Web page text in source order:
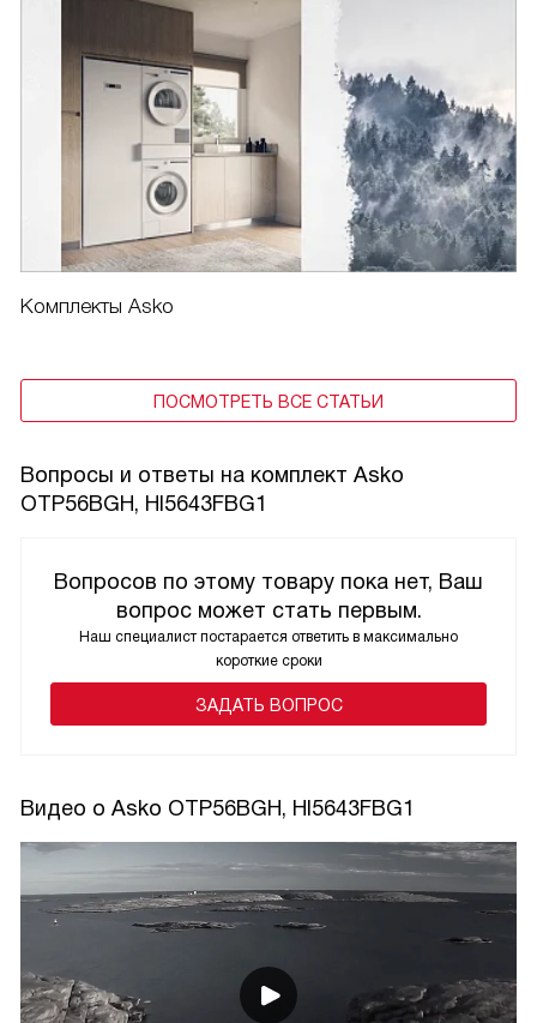
Комплекты Asko
ПОСМОТРЕТЬ ВСЕ СТАТЬИ
Вопросы и ответы на комплект Asko
OTP56BGH, HI5643FBG1
Вопросов по этому товару пока нет, Ваш
вопрос может стать первым.
Наш специалист постарается ответить в максимально
короткие сроки
ЗАДАТЬ ВОПРОС
Видео о Asko OTP56BGH, HI5643FBG1